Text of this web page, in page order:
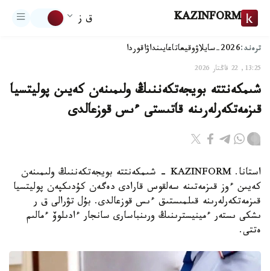
KAZINFORM ق ز
ترەند:2026-سايلاۋ وقيعاتاعايىنداۋاقوردا
13:25, 22 قاڭتار 2026
شىمكەنتتە بويجەتكەننىڭ ولىمىنەن كەيىن پوليتسيا
قىزمەتكەرلەرىنە قاتىستى ءىس قوزعالدى
استانا. KAZINFORM - شىمكەنتتە بويجەتكەننىڭ ولىمىنەن
كەيىن ءوز قىزمەتىنە سەلقوس قارادى دەگەن كۇدىكپەن پوليتسيا
قىزمەتكەرلەرىنە قىلمىستىق ءىس قوزعالدى. بۇل تۋرالى ق ر
ىشكى ىستەر ءمينيسترىنىڭ ورىنباسارى سانجار ءادىلوۆ ءمالىم
ەتتى.